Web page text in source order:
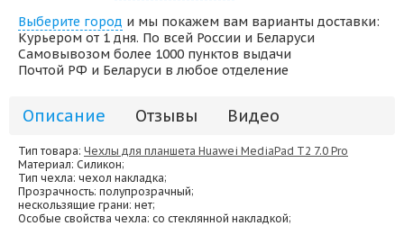
Выберите город и мы покажем вам варианты доставки:
Курьером от 1 дня. По всей России и Беларуси
Самовывозом более 1000 пунктов выдачи
Почтой РФ и Беларуси в любое отделение
Описание Отзывы Видео
Тип товара: Чехлы для планшета Huawei MediaPad T2 7.0 Pro
Материал: Силикон;
Тип чехла: чехол накладка;
Прозрачность: полупрозрачный;
нескользящие грани: нет;
Особые свойства чехла: со стеклянной накладкой;